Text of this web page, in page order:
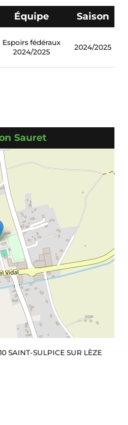
Équipe Saison
Espoirs fédéraux
2024/2025
2024/2025
Sauret
SAINT-SULPICE SUR LÈZE